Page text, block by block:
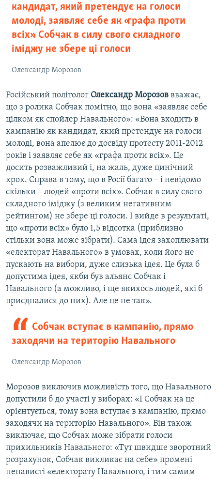
кандидат, який претендує на голоси
молоді, заявляє себе як «графа проти
всіх». Собчак в силу свого складного
іміджу не збере ці голоси
Олександр Морозов
Російський політолог Олександр Морозов вважає,
що з ролика Собчак помітно, що вона «заявляє себе
цілком як спойлер Навального»: «Вона входить в
кампанію як кандидат, який претендує на голоси
молоді, вона апелює до досвіду протесту 2011-2012
років і заявляє себе як «графа проти всіх». Це
досить розважливий і, на жаль, дуже цинічний
крок. Справа в тому, що в Росії багато – і невідомо
скільки – людей «проти всіх». Собчак в силу свого
складного іміджу (з великим негативним
рейтингом) не збере ці голоси. І вийде в результаті,
що «проти всіх» було 1,5 відсотка (приблизно
стільки вона може зібрати). Сама ідея захоплювати
«електорат Навального» в умовах, коли його не
пускають на вибори, дуже слизька ідея. Це була б
допустима ідея, якби був альянс Собчак і
Навального (а можливо, і ще якихось людей, які б
приєдналися до них). Але це не так».
Собчак вступає в кампанію, прямо
заходячи на територію Навального
Олександр Морозов
Морозов виключив можливість того, що Навального
допустили б до участі у виборах: «І Собчак на це
орієнтується, тому вона вступає в кампанію, прямо
заходячи на територію Навального». Він також
виключає, що Собчак може зібрати голоси
прихильників Навального: «Тут швидше зворотний
розрахунок, Собчак викликає на себе» промені
ненависті «електорату Навального, і тим самим